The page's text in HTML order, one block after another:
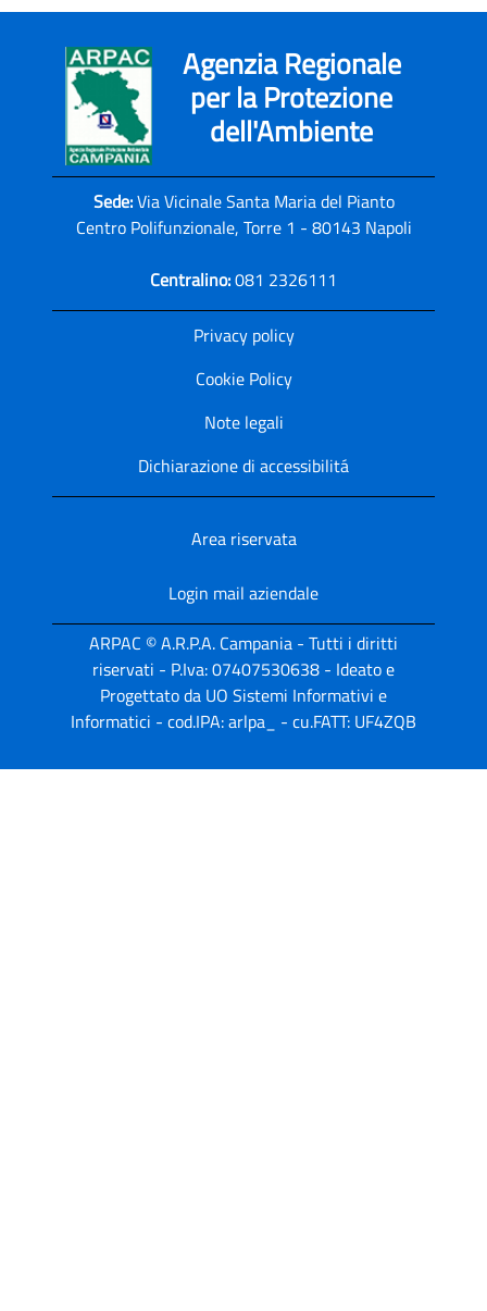
Agenzia Regionale
per la Protezione
dell'Ambiente
Sede:Via Vicinale Santa Maria del Pianto
Centro Polifunzionale, Torre 1 - 80143 Napoli
Centralino:081 2326111
Privacy policy
Cookie Policy
Note legali
Dichiarazione di accessibilitá
Area riservata
Login mail aziendale
ARPAC © A.R.P.A. Campania - Tutti i diritti
riservati - P.Iva: 07407530638 - Ideato e
Progettato da UO Sistemi Informativi e
Informatici - cod.IPA: arlpa_ - cu.FATT: UF4ZQB